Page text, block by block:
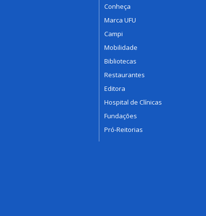
Conheça
Marca UFU
Campi
Mobilidade
Bibliotecas
Restaurantes
Editora
Hospital de Clínicas
Fundações
Pró-Reitorias